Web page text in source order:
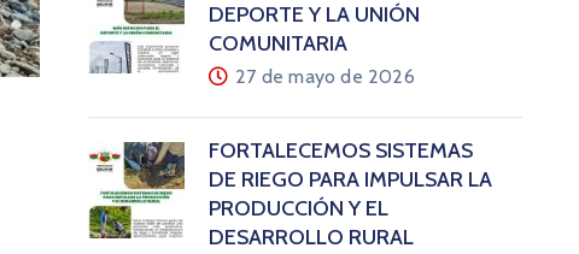
DEPORTE Y LA UNIÓN
COMUNITARIA
27 de mayo de 2026
FORTALECEMOS SISTEMAS
DE RIEGO PARA IMPULSAR LA
PRODUCCIÓN Y EL
DESARROLLO RURAL